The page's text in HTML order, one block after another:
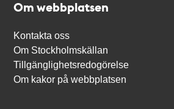
Om webbplatsen
Kontakta oss
Om Stockholmskällan
Tillgänglighetsredogörelse
Om kakor på webbplatsen